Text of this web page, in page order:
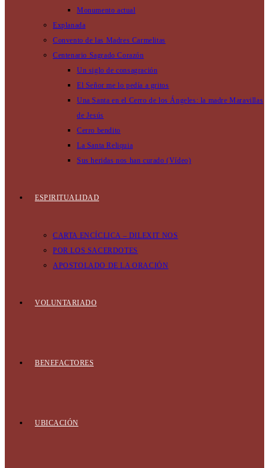
Monumento actual
Explanada
Convento de las Madres Carmelitas
Centenario Sagrado Corazón
Un siglo de consagración
El Señor me lo pedía a gritos
Una Santa en el Cerro de los Ángeles: la madre Maravillas
de Jesús
Cerro bendito
La Santa Reliquia
Sus heridas nos han curado (Vídeo)
ESPIRITUALIDAD
CARTA ENCÍCLICA – DILEXIT NOS
POR LOS SACERDOTES
APOSTOLADO DE LA ORACIÓN
VOLUNTARIADO
BENEFACTORES
UBICACIÓN